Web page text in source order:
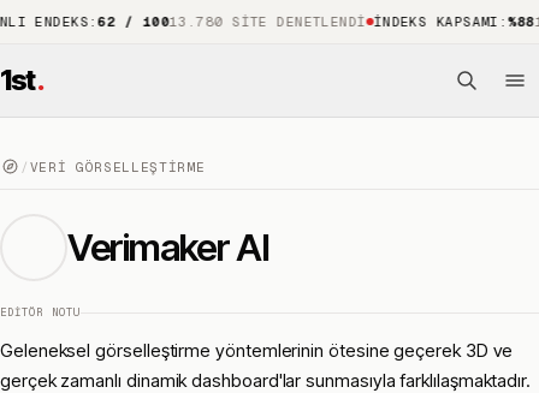
:62 / 100 13.780 SITE DENETLENDI İNDEKS KAPSAMI:%8815.741
1st.
/ VERI GÖRSELLEŞTIRME
Verimaker AI
EDITÖR NOTU
Geleneksel görselleştirme yöntemlerinin ötesine geçerek 3D ve
gerçek zamanlı dinamik dashboard'lar sunmasıyla farklılaşmaktadır.